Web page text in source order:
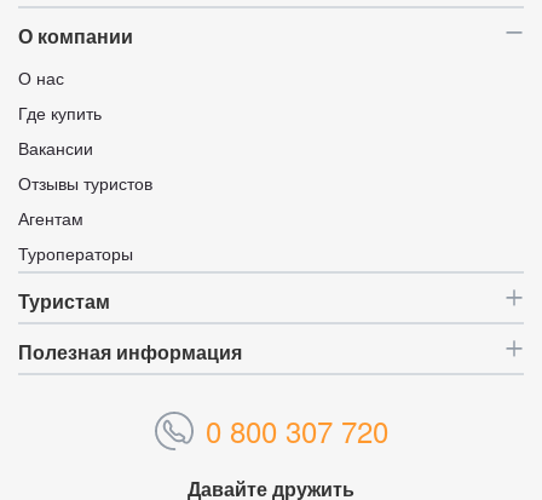
О компании
О нас
Где купить
Вакансии
Отзывы туристов
Агентам
Туроператоры
Туристам
Полезная информация
0 800 307 720
Давайте дружить